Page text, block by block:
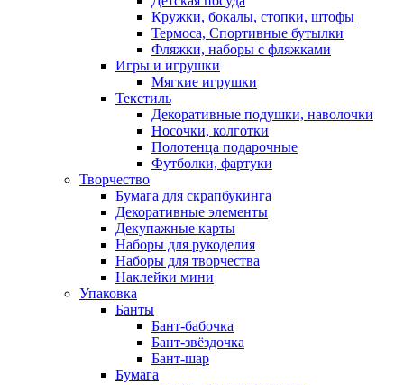
Кружки, бокалы, стопки, штофы
Термоса, Спортивные бутылки
Фляжки, наборы с фляжками
Игры и игрушки
Мягкие игрушки
Текстиль
Декоративные подушки, наволочки
Носочки, колготки
Полотенца подарочные
Футболки, фартуки
Творчество
Бумага для скрапбукинга
Декоративные элементы
Декупажные карты
Наборы для рукоделия
Наборы для творчества
Наклейки мини
Упаковка
Банты
Бант-бабочка
Бант-звёздочка
Бант-шар
Бумага